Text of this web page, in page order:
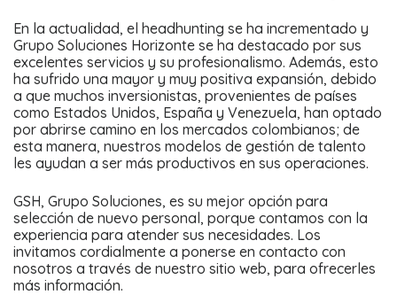
En la actualidad, el headhunting se ha incrementado y
Grupo Soluciones Horizonte se ha destacado por sus
excelentes servicios y su profesionalismo. Además, esto
ha sufrido una mayor y muy positiva expansión, debido
a que muchos inversionistas, provenientes de países
como Estados Unidos, España y Venezuela, han optado
por abrirse camino en los mercados colombianos; de
esta manera, nuestros modelos de gestión de talento
les ayudan a ser más productivos en sus operaciones.
GSH, Grupo Soluciones, es su mejor opción para
selección de nuevo personal, porque contamos con la
experiencia para atender sus necesidades. Los
invitamos cordialmente a ponerse en contacto con
nosotros a través de nuestro sitio web, para ofrecerles
más información.